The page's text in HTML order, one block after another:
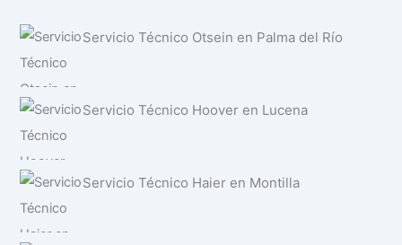
Servicio Técnico Otsein en Palma del Río
Servicio Técnico Hoover en Lucena
Servicio Técnico Haier en Montilla